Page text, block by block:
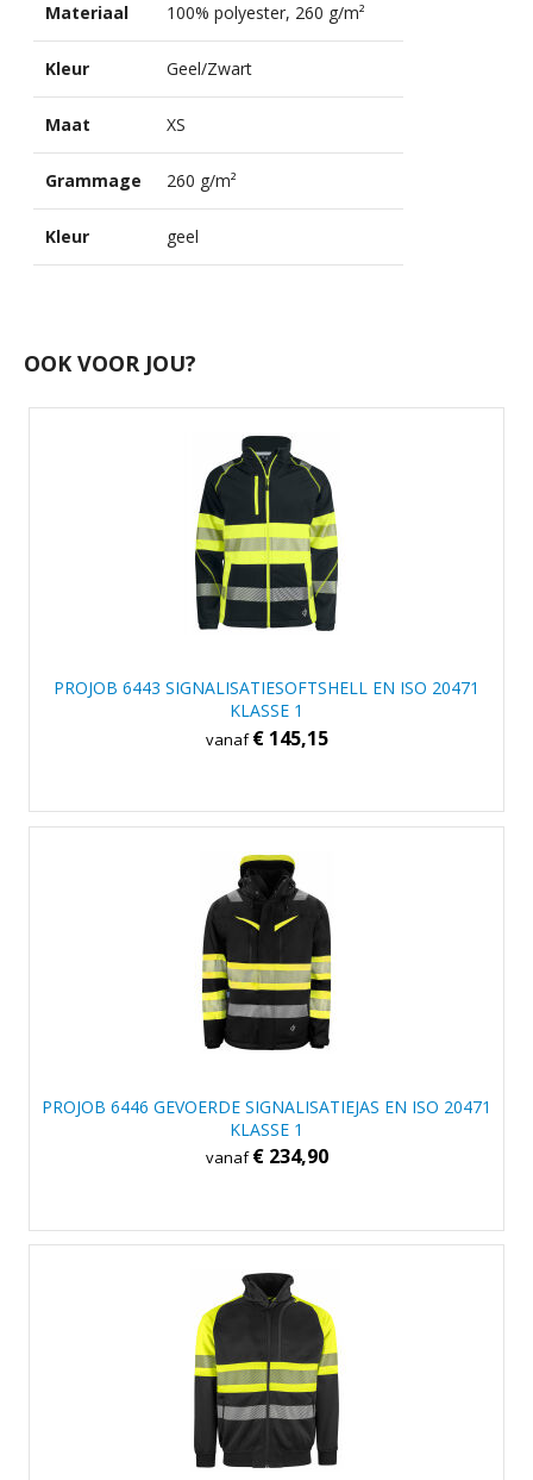
Materiaal 100% polyester, 260 g/m²
Kleur Geel/Zwart
Maat XS
Grammage 260 g/m²
Kleur geel
OOK VOOR JOU?
PROJOB 6443 SIGNALISATIESOFTSHELL EN ISO 20471
KLASSE 1
vanaf€ 145,15
PROJOB 6446 GEVOERDE SIGNALISATIEJAS EN ISO 20471
KLASSE 1
vanaf€ 234,90